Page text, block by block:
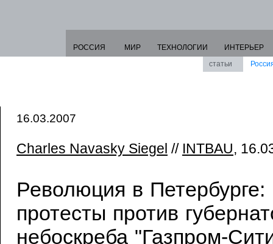
РОССИЯ МИР ТЕХНОЛОГИИ
ИНТЕРЬЕР
статьи
16.03.2007
Charles Navasky Siegel // INTBAU,
Революция в
протесты против
небоскреба "Газпром-